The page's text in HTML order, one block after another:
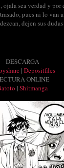
sea verdad y
pues ni lo van
dejen sus
DESCARGA
| Depositfiles
ONLINE
| Shitmanga